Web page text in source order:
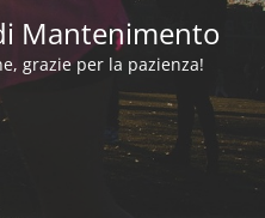
Mantenimento
grazie per la pazienza!